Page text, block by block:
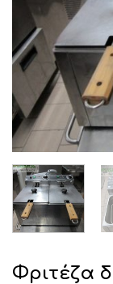
Φριτέζα